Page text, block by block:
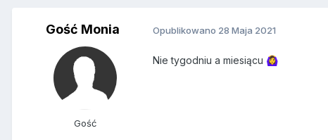
Gość Monia
Gość
Opublikowano 28 Maja 2021
Nie tygodniu a miesiącu 🙆‍♀️